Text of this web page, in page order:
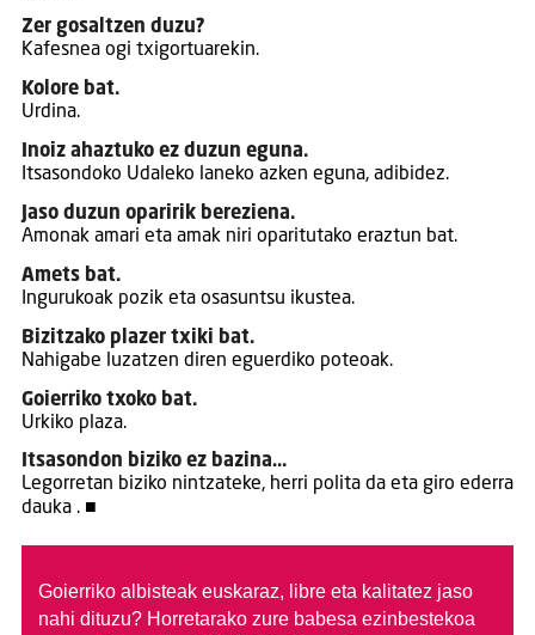
Zer gosaltzen duzu?
Kafesnea ogi txigortuarekin.
Kolore bat.
Urdina.
Inoiz ahaztuko ez duzun eguna.
Itsasondoko Udaleko laneko azken eguna, adibidez.
Jaso duzun oparirik bereziena.
Amonak amari eta amak niri oparitutako eraztun bat.
Amets bat.
Ingurukoak pozik eta osasuntsu ikustea.
Bizitzako plazer txiki bat.
Nahigabe luzatzen diren eguerdiko poteoak.
Goierriko txoko bat.
Urkiko plaza.
Itsasondon biziko ez bazina…
Legorretan biziko nintzateke, herri polita da eta giro ederra
dauka . ■
Goierriko albisteak euskaraz, libre eta kalitatez jaso
nahi dituzu? Horretarako zure babesa ezinbestekoa